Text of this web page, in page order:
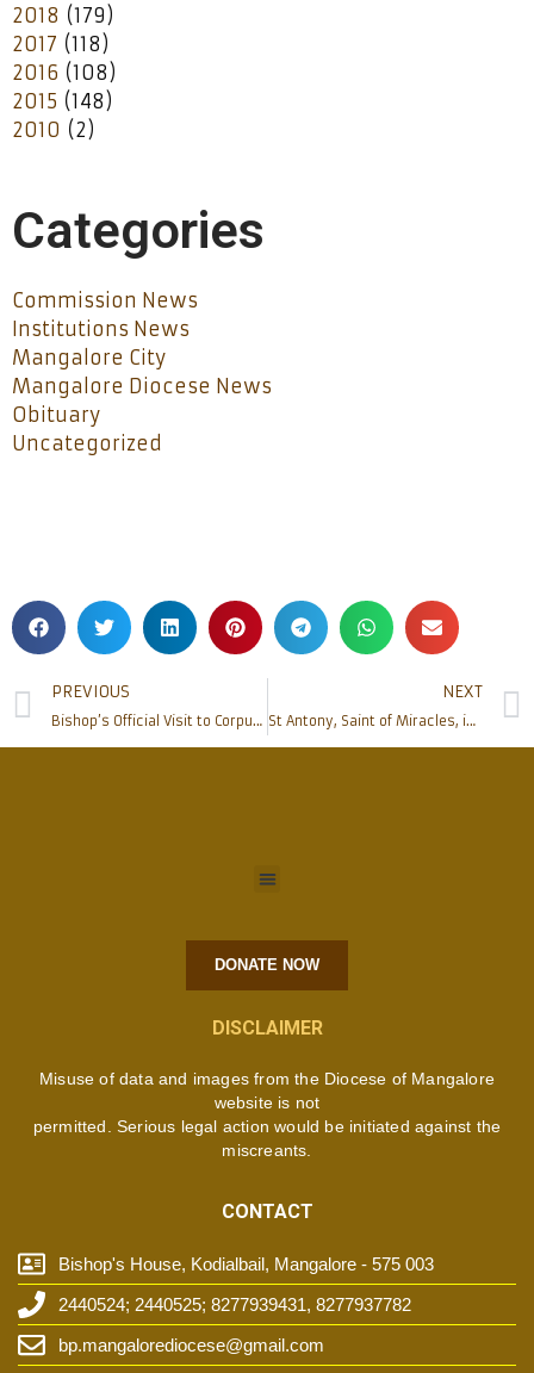
2018 (179)
2017 (118)
2016 (108)
2015 (148)
2010 (2)
Categories
Commission News
Institutions News
Mangalore City
Mangalore Diocese News
Obituary
Uncategorized
PREVIOUS
Bishop’s Official Visit to Corpus Christi Church Moodbidri
NEXT
St Antony, Saint of Miracles, is Hope for Devotees, Downtrodden
DONATE NOW
DISCLAIMER
Misuse of data and images from the Diocese of Mangalore
website is not
permitted. Serious legal action would be initiated against the
miscreants.
CONTACT
Bishop's House, Kodialbail, Mangalore - 575 003
2440524; 2440525; 8277939431, 8277937782
bp.mangalorediocese@gmail.com